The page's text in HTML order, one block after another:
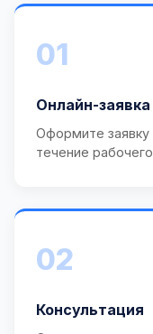
01
Онлайн-заявка
Оформите
течение
02
Консультация